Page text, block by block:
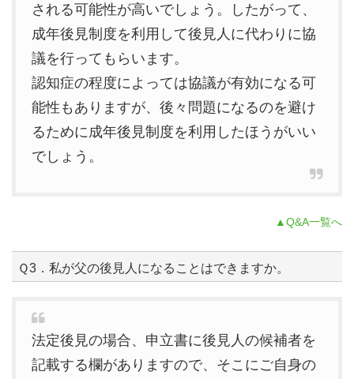
される可能性が高いでしょう。したがって、
成年後見制度を利用して後見人に代わりに協
議を行ってもらいます。
認知症の程度によっては協議が有効になる可
能性もありますが、後々問題になるのを避け
るために成年後見制度を利用したほうがいい
でしょう。
▲Q&A一覧へ
Ｑ3．私が父の後見人になることはできますか。
法定後見の場合、申立書に後見人の候補者を
記載する欄がありますので、そこにご自身の